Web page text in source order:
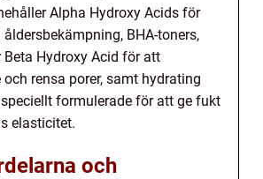
Alpha Hydroxy Acids för
BHA-toners,
Hydroxy Acid för att
rensa porer, samt hydrating
formulerade för att ge fukt
elasticitet.
och